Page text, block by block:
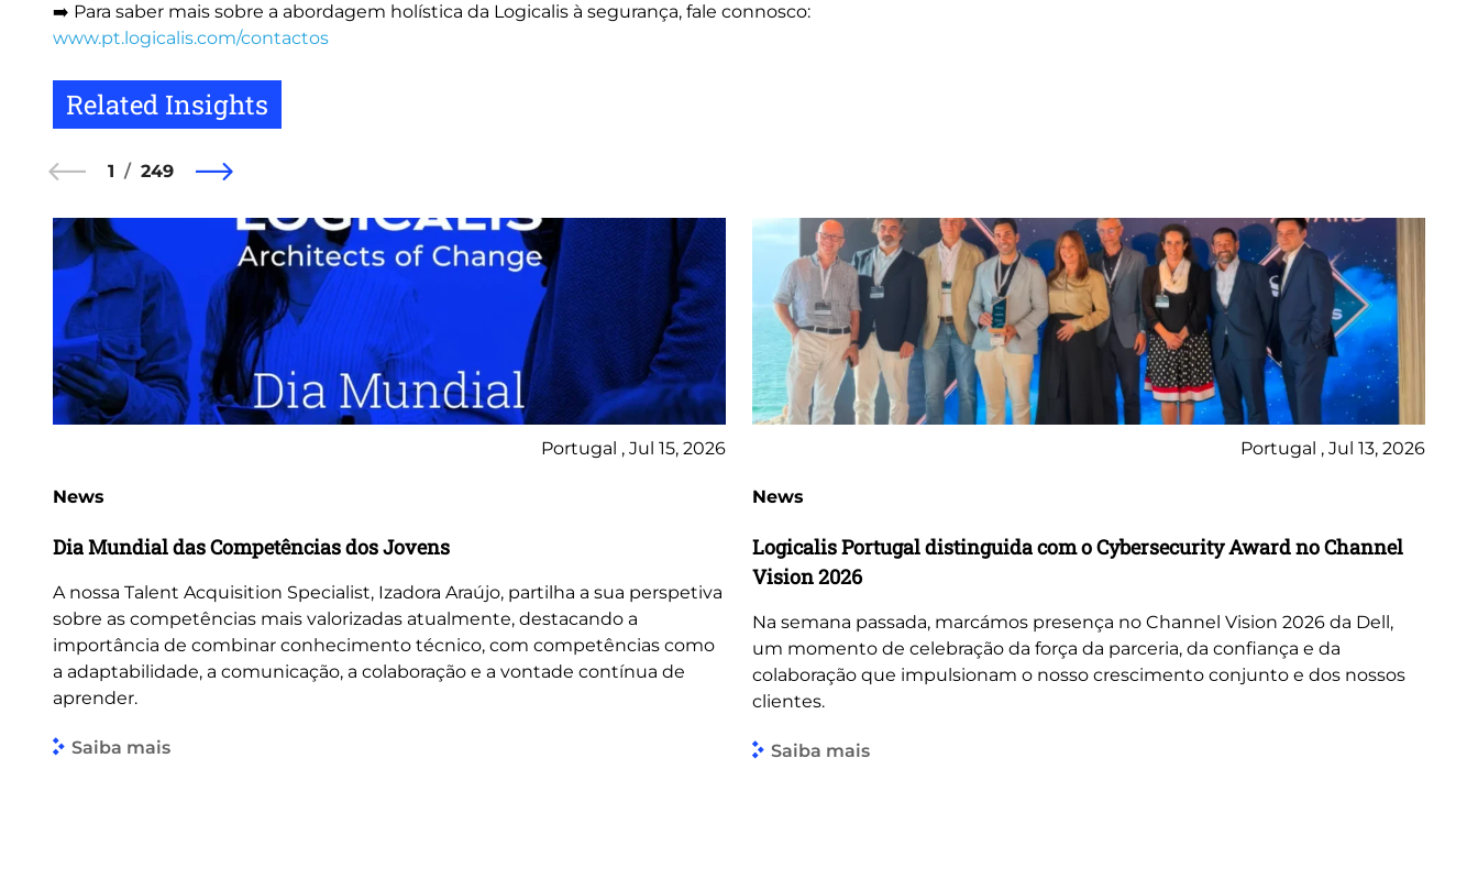
➡️ Para saber mais sobre a abordagem holística da Logicalis à segurança, fale connosco:
www.pt.logicalis.com/contactos
Related Insights
1 249
Portugal , Jul 15, 2026
News
Dia Mundial das Competências dos Jovens
A nossa Talent Acquisition Specialist, Izadora Araújo, partilha a sua perspetiva
sobre as competências mais valorizadas atualmente, destacando a
importância de combinar conhecimento técnico, com competências como
a adaptabilidade, a comunicação, a colaboração e a vontade contínua de
aprender.
Saiba mais
Portugal , Jul 13, 2026
News
Logicalis Portugal distinguida com o Cybersecurity Award no Channel
Vision 2026
Na semana passada, marcámos presença no Channel Vision 2026 da Dell,
um momento de celebração da força da parceria, da confiança e da
colaboração que impulsionam o nosso crescimento conjunto e dos nossos
clientes.
Saiba mais